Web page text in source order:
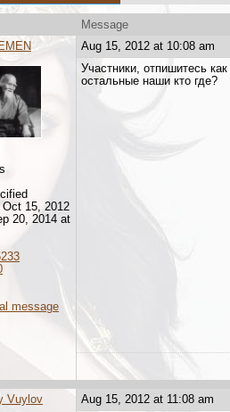
Message
Aug 15, 2012 at 10:08 am
Участники, отпишитесь
остальные наши кто где?
Oct 15, 2012
20, 2014 at
message
Aug 15, 2012 at 11:08 am
Vuylov